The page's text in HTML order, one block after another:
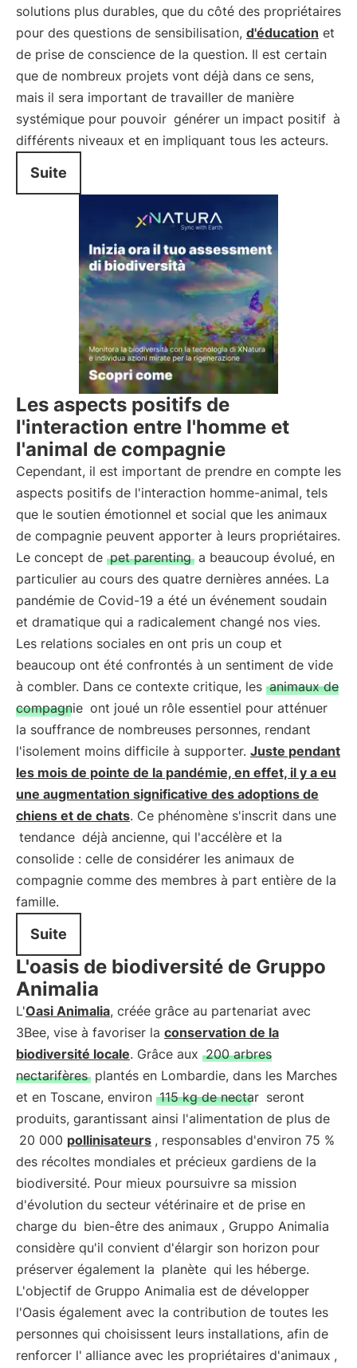
solutions plus durables, que du côté des propriétaires
pour des questions de sensibilisation, d'éducation et
de prise de conscience de la question. Il est certain
que de nombreux projets vont déjà dans ce sens,
mais il sera important de travailler de manière
systémique pour pouvoir générer un impact positif à
différents niveaux et en impliquant tous les acteurs.
Suite
Les aspects positifs de
l'interaction entre l'homme et
l'animal de compagnie
Cependant, il est important de prendre en compte les
aspects positifs de l'interaction homme-animal, tels
que le soutien émotionnel et social que les animaux
de compagnie peuvent apporter à leurs propriétaires.
Le concept de pet parenting a beaucoup évolué, en
particulier au cours des quatre dernières années. La
pandémie de Covid-19 a été un événement soudain
et dramatique qui a radicalement changé nos vies.
Les relations sociales en ont pris un coup et
beaucoup ont été confrontés à un sentiment de vide
à combler. Dans ce contexte critique, les animaux de
compagnie ont joué un rôle essentiel pour atténuer
la souffrance de nombreuses personnes, rendant
l'isolement moins difficile à supporter. Juste pendant
les mois de pointe de la pandémie, en effet, il y a eu
une augmentation significative des adoptions de
chiens et de chats. Ce phénomène s'inscrit dans une
tendance déjà ancienne, qui l'accélère et la
consolide : celle de considérer les animaux de
compagnie comme des membres à part entière de la
famille.
Suite
L'oasis de biodiversité de Gruppo
Animalia
L'Oasi Animalia, créée grâce au partenariat avec
3Bee, vise à favoriser la conservation de la
biodiversité locale. Grâce aux 200 arbres
nectarifères plantés en Lombardie, dans les Marches
et en Toscane, environ 115 kg de nectar seront
produits, garantissant ainsi l'alimentation de plus de
20 000 pollinisateurs , responsables d'environ 75 %
des récoltes mondiales et précieux gardiens de la
biodiversité. Pour mieux poursuivre sa mission
d'évolution du secteur vétérinaire et de prise en
charge du bien-être des animaux , Gruppo Animalia
considère qu'il convient d'élargir son horizon pour
préserver également la planète qui les héberge.
L'objectif de Gruppo Animalia est de développer
l'Oasis également avec la contribution de toutes les
personnes qui choisissent leurs installations, afin de
renforcer l' alliance avec les propriétaires d'animaux ,